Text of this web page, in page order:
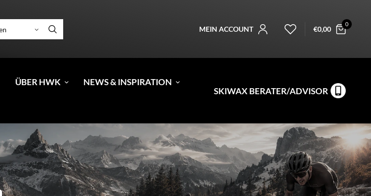
MEIN ACCOUNT €0,00
0
ÜBER HWK
NEWS & INSPIRATION
SKIWAX BERATER/ADVISOR